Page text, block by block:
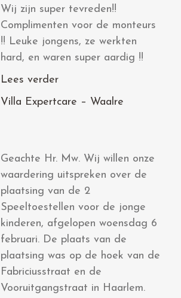
Wij zijn super tevreden!!
Complimenten voor de monteurs
!! Leuke jongens, ze werkten
hard, en waren super aardig !!
Lees verder
Villa Expertcare – Waalre
Geachte Hr. Mw. Wij willen onze
waardering uitspreken over de
plaatsing van de 2
Speeltoestellen voor de jonge
kinderen, afgelopen woensdag 6
februari. De plaats van de
plaatsing was op de hoek van de
Fabriciusstraat en de
Vooruitgangstraat in Haarlem.